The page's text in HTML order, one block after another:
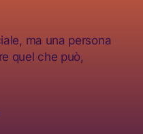
ma una persona
quel che può,